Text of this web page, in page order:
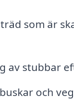
som är
av stubbar
och